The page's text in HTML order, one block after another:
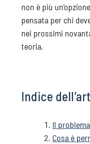
non è più
pensata per chi
nei prossimi
teoria.
Indice
Il
Cosa è